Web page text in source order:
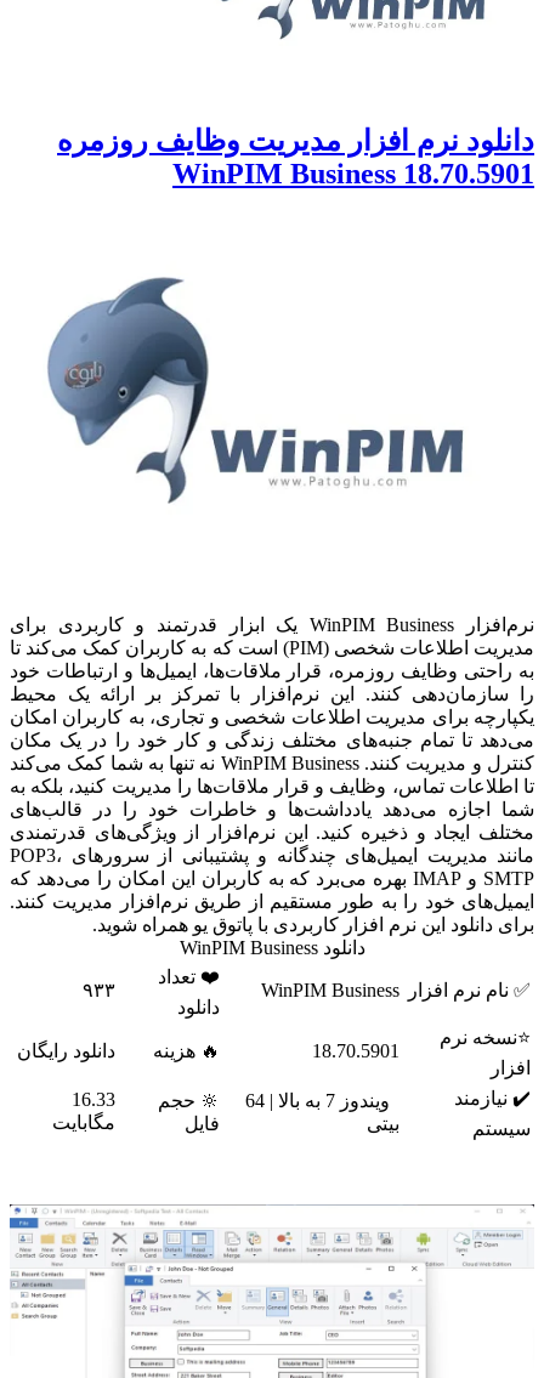
دانلود نرم افزار مدیریت وظایف روزمره
WinPIM Business 18.70.5901
نرم‌افزار WinPIM Business یک ابزار قدرتمند و کاربردی برای
مدیریت اطلاعات شخصی (PIM) است که به کاربران کمک می‌کند تا
به راحتی وظایف روزمره، قرار ملاقات‌ها، ایمیل‌ها و ارتباطات خود
را سازمان‌دهی کنند. این نرم‌افزار با تمرکز بر ارائه یک محیط
یکپارچه برای مدیریت اطلاعات شخصی و تجاری، به کاربران امکان
می‌دهد تا تمام جنبه‌های مختلف زندگی و کار خود را در یک مکان
کنترل و مدیریت کنند.
WinPIM Business نه تنها به شما کمک می‌کند
تا اطلاعات تماس، وظایف و قرار ملاقات‌ها را مدیریت کنید، بلکه به
شما اجازه می‌دهد یادداشت‌ها و خاطرات خود را در قالب‌های
مختلف ایجاد و ذخیره کنید. این نرم‌افزار از ویژگی‌های قدرتمندی
مانند مدیریت ایمیل‌های چندگانه و پشتیبانی از سرورهای POP3،
SMTP و IMAP بهره می‌برد که به کاربران این امکان را می‌دهد که
ایمیل‌های خود را به طور مستقیم از طریق نرم‌افزار مدیریت کنند.
برای دانلود این نرم افزار کاربردی با پاتوق یو همراه شوید.
دانلود WinPIM Business
✅ نام نرم افزار WinPIM Business
❤️ تعداد
دانلود
۹۳۳
⭐نسخه نرم
افزار
18.70.5901 🔥 هزینه دانلود رایگان
✔️ نیازمند
سیستم
ویندوز 7 به بالا | 64
بیتی
🔆 حجم
فایل
16.33
مگابایت